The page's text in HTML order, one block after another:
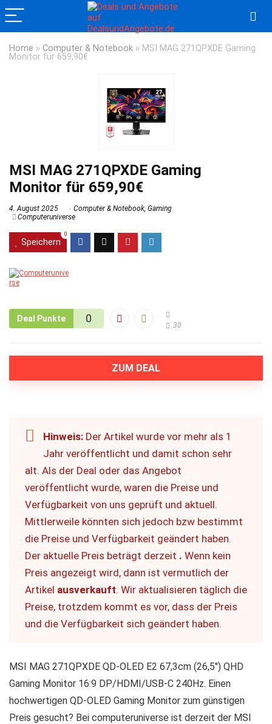
Home » Computer & Notebook » MSI MAG 271QPXDE Gaming
Monitor für 659,90€
MSI MAG 271QPXDE Gaming
Monitor für 659,90€
4. August 2025 Computer & Notebook, Gaming
Computeruniverse
Speichern
0
Deal Punkte 0
30
ZUM DEAL
Hinweis: Der Artikel wurde vor mehr als 1
Jahr veröffentlicht und damit schon sehr
alt. Als der Deal oder das Angebot
veröffentlicht wurde, waren die Preise und
Verfügbarkeit von uns geprüft und aktuell.
Mittlerweile könnten sich jedoch bzw bestimmt
die Preise und Verfügbarkeit geändert haben.
Der aktuelle Preis beträgt derzeit . Wenn kein
Preis angezeigt wird, dann ist vermutlich der
Artikel ausverkauft. Wir aktualisieren täglich die
Preise, trotzdem kommt es vor, dass der Preis
und die Verfügbarkeit sich geändert haben.
MSI MAG 271QPXDE QD-OLED E2 67,3cm (26,5″) QHD
Gaming Monitor 16:9 DP/HDMI/USB-C 240Hz. Einen
hochwertigen QD-OLED Gaming Monitor zum günstigen
Preis gesucht? Bei computeruniverse ist derzeit der MSI